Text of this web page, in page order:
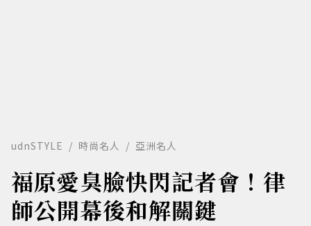
udnSTYLE 時尚名人 亞洲名人
福原愛臭臉快閃記者會！律
師公開幕後和解關鍵